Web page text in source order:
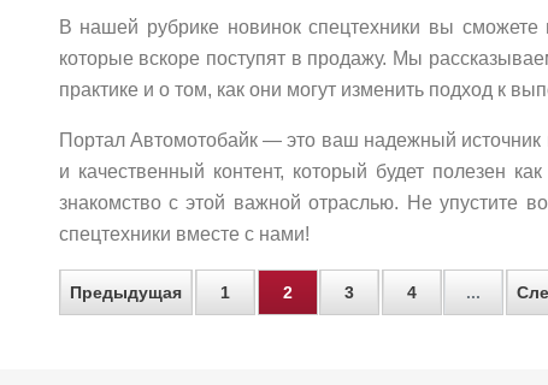
В нашей рубрике новинок спецтехники вы
которые вскоре поступят в продажу. Мы
практике и о том, как они могут изменить подход к
Портал Автомотобайк — это ваш надежный
и качественный контент, который будет полезен
знакомство с этой важной отраслью. Не упустите
спецтехники вместе с нами!
Предыдущая 1 2 3 4 ...